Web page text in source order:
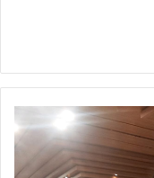
Jabar
Akan
Laporkan